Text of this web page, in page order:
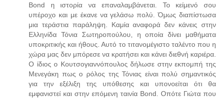
Bond η ιστορία να επαναλαμβάνεται. Το κείμενό σου
υπέροχο και με έκανε να γελάσω πολύ. Όμως διαπίστωσα
μια τεράστια παράληψη. Καμία αναφορά δεν κάνεις στην
Ελληνίδα Τόνια Σωτηροπούλου, η οποία δίνει μαθήματα
υποκριτικής και ήθους. Αυτό το τιτανομέγιστο ταλέντο που η
χώρα μας δεν μπόρεσε να κρατήσει και κάνει διεθνή καριέρα.
Ο ίδιος ο Κουτσογιαννόπουλος δήλωσε στην εκπομπή της
Μενεγάκη πως ο ρόλος της Τόνιας είναι πολύ σημαντικός
για την εξέλιξη της υπόθεσης και υπονοείται ότι θα
εμφανιστεί και στην επόμενη ταινία Bond. Οπότε Γιώτα που